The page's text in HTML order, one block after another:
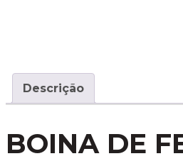
Descrição
BOINA DE